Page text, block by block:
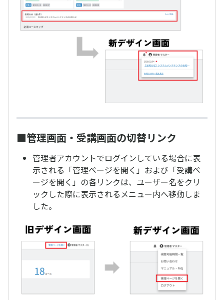
■管理画面・受講画面の切替リンク
管理者アカウントでログインしている場合に表
示される「管理ページを開く」および「受講ペ
ージを開く」の各リンクは、ユーザー名をクリ
ックした際に表示されるメニュー内へ移動しま
した。